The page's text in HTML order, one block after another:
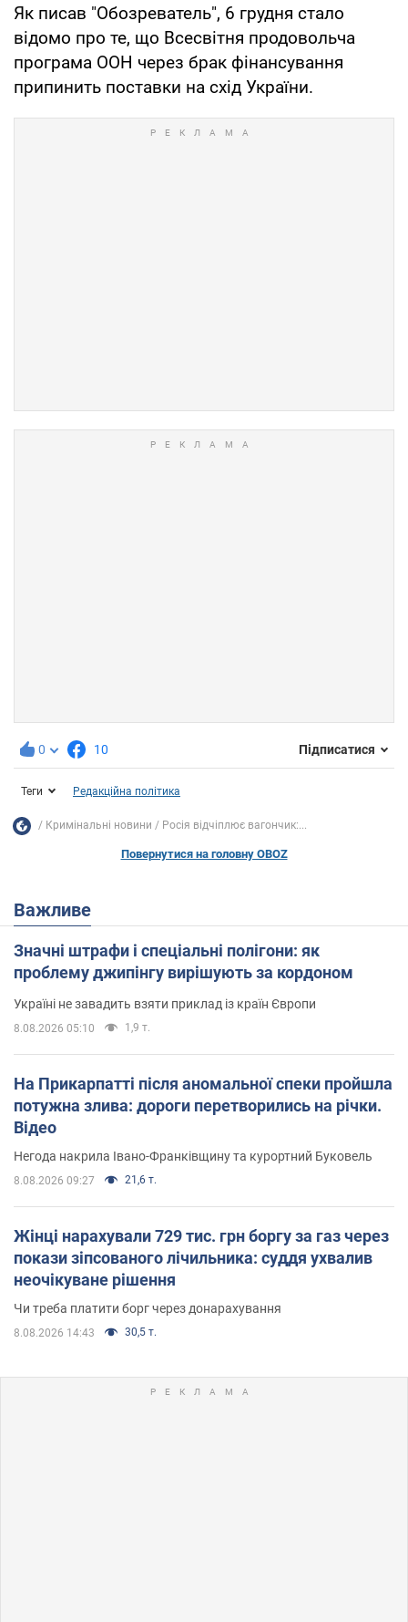
Як писав "Обозреватель", 6 грудня стало
відомо про те, що Всесвітня продовольча
програма ООН через брак фінансування
припинить поставки на схід України.
0 10 Підписатися
Теги Редакційна політика
Кримінальні новини Росія відчіплює вагончик:...
Повернутися на головну OBOZ
Важливе
Значні штрафи і спеціальні полігони: як
проблему джипінгу вирішують за кордоном
Україні не завадить взяти приклад із країн Європи
8.08.2026 05:10 1,9 т.
На Прикарпатті після аномальної спеки пройшла
потужна злива: дороги перетворились на річки.
Відео
Негода накрила Івано-Франківщину та курортний Буковель
8.08.2026 09:27 21,6 т.
Жінці нарахували 729 тис. грн боргу за газ через
покази зіпсованого лічильника: суддя ухвалив
неочікуване рішення
Чи треба платити борг через донарахування
8.08.2026 14:43 30,5 т.